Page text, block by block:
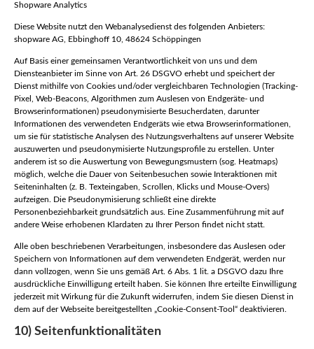
Shopware Analytics
Diese Website nutzt den Webanalysedienst des folgenden Anbieters:
shopware AG, Ebbinghoff 10, 48624 Schöppingen
Auf Basis einer gemeinsamen Verantwortlichkeit von uns und dem
Diensteanbieter im Sinne von Art. 26 DSGVO erhebt und speichert der
Dienst mithilfe von Cookies und/oder vergleichbaren Technologien (Tracking-
Pixel, Web-Beacons, Algorithmen zum Auslesen von Endgeräte- und
Browserinformationen) pseudonymisierte Besucherdaten, darunter
Informationen des verwendeten Endgeräts wie etwa Browserinformationen,
um sie für statistische Analysen des Nutzungsverhaltens auf unserer Website
auszuwerten und pseudonymisierte Nutzungsprofile zu erstellen. Unter
anderem ist so die Auswertung von Bewegungsmustern (sog. Heatmaps)
möglich, welche die Dauer von Seitenbesuchen sowie Interaktionen mit
Seiteninhalten (z. B. Texteingaben, Scrollen, Klicks und Mouse-Overs)
aufzeigen. Die Pseudonymisierung schließt eine direkte
Personenbeziehbarkeit grundsätzlich aus. Eine Zusammenführung mit auf
andere Weise erhobenen Klardaten zu Ihrer Person findet nicht statt.
Alle oben beschriebenen Verarbeitungen, insbesondere das Auslesen oder
Speichern von Informationen auf dem verwendeten Endgerät, werden nur
dann vollzogen, wenn Sie uns gemäß Art. 6 Abs. 1 lit. a DSGVO dazu Ihre
ausdrückliche Einwilligung erteilt haben. Sie können Ihre erteilte Einwilligung
jederzeit mit Wirkung für die Zukunft widerrufen, indem Sie diesen Dienst in
dem auf der Webseite bereitgestellten „Cookie-Consent-Tool“ deaktivieren.
10) Seitenfunktionalitäten